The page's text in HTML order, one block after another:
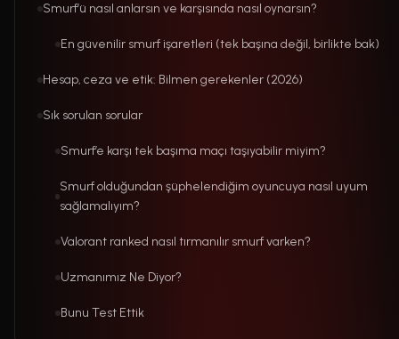
Smurf’ü nasıl anlarsın ve karşısında nasıl oynarsın?
En güvenilir smurf işaretleri (tek başına değil, birlikte bak)
Hesap, ceza ve etik: Bilmen gerekenler (2026)
Sık sorulan sorular
Smurf’e karşı tek başıma maçı taşıyabilir miyim?
Smurf olduğundan şüphelendiğim oyuncuya nasıl uyum
sağlamalıyım?
Valorant ranked nasıl tırmanılır smurf varken?
Uzmanımız Ne Diyor?
Bunu Test Ettik